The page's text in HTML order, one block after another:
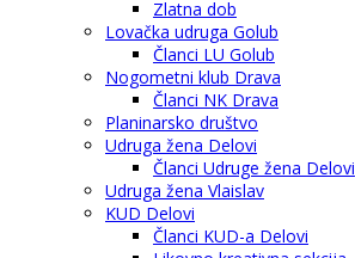
Zlatna dob
Lovačka udruga Golub
Članci LU Golub
Nogometni klub Drava
Članci NK Drava
Planinarsko društvo
Udruga žena Delovi
Članci Udruge žena Delovi
Udruga žena Vlaislav
KUD Delovi
Članci KUD-a Delovi